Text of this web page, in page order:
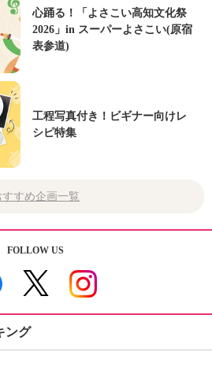
心踊る！「よさこい高知文化祭
2026」in スーパーよさこい(原宿
表参道)
工程写真付き！ビギナー向けレ
シピ特集
すすめ企画一覧
FOLLOW US
ング